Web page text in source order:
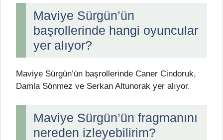
Maviye Sürgün’ün
başrollerinde hangi oyuncular
yer alıyor?
Maviye Sürgün’ün başrollerinde Caner Cindoruk,
Damla Sönmez ve Serkan Altunorak yer alıyor.
Maviye Sürgün’ün fragmanını
nereden izleyebilirim?